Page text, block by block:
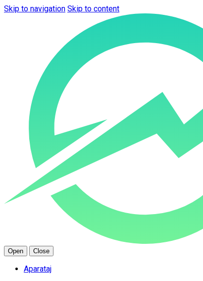
Skip to navigation Skip to content
Open Close
Aparataj